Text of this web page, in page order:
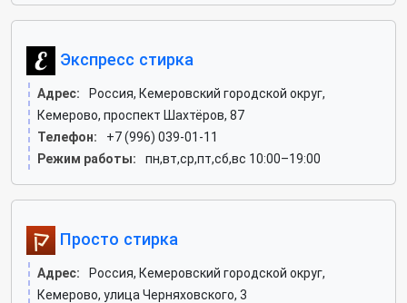
Экспресс стирка
Адрес:
Россия, Кемеровский городской округ,
Кемерово, проспект Шахтёров, 87
Телефон:
+7 (996) 039-01-11
Режим работы:
пн,вт,ср,пт,сб,вс 10:00–19:00
Просто стирка
Адрес:
Россия, Кемеровский городской округ,
Кемерово, улица Черняховского, 3